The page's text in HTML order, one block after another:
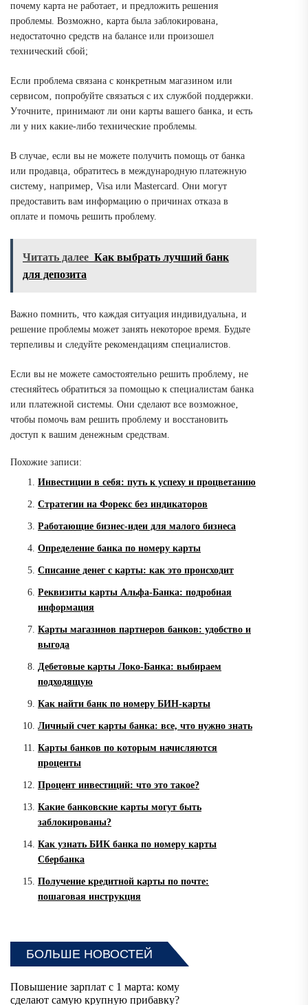
почему карта не работает‚ и предложить решения
проблемы. Возможно‚ карта была заблокирована‚
недостаточно средств на балансе или произошел
технический сбой;
Если проблема связана с конкретным магазином или
сервисом‚ попробуйте связаться с их службой поддержки.
Уточните‚ принимают ли они карты вашего банка‚ и есть
ли у них какие-либо технические проблемы.
В случае‚ если вы не можете получить помощь от банка
или продавца‚ обратитесь в международную платежную
систему‚ например‚ Visa или Mastercard. Они могут
предоставить вам информацию о причинах отказа в
оплате и помочь решить проблему.
Читать далее Как выбрать лучший банк
для депозита
Важно помнить‚ что каждая ситуация индивидуальна‚ и
решение проблемы может занять некоторое время. Будьте
терпеливы и следуйте рекомендациям специалистов.
Если вы не можете самостоятельно решить проблему‚ не
стесняйтесь обратиться за помощью к специалистам банка
или платежной системы. Они сделают все возможное‚
чтобы помочь вам решить проблему и восстановить
доступ к вашим денежным средствам.
Похожие записи:
Инвестиции в себя: путь к успеху и процветанию
Стратегии на Форекс без индикаторов
Работающие бизнес-идеи для малого бизнеса
Определение банка по номеру карты
Списание денег с карты: как это происходит
Реквизиты карты Альфа-Банка: подробная
информация
Карты магазинов партнеров банков: удобство и
выгода
Дебетовые карты Локо-Банка: выбираем
подходящую
Как найти банк по номеру БИН-карты
Личный счет карты банка: все, что нужно знать
Карты банков по которым начисляются
проценты
Процент инвестиций: что это такое?
Какие банковские карты могут быть
заблокированы?
Как узнать БИК банка по номеру карты
Сбербанка
Получение кредитной карты по почте:
пошаговая инструкция
БОЛЬШЕ НОВОСТЕЙ
Повышение зарплат с 1 марта: кому
сделают самую крупную прибавку?